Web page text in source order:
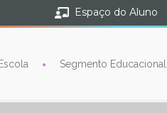
Espaço do Aluno
Segmento Educacional